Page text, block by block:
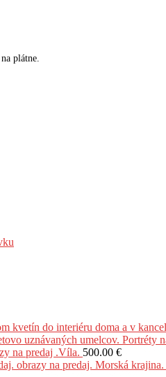
plátne.
na predaj .Víla. 500.00 €
obrazy na predaj. Morská krajina.